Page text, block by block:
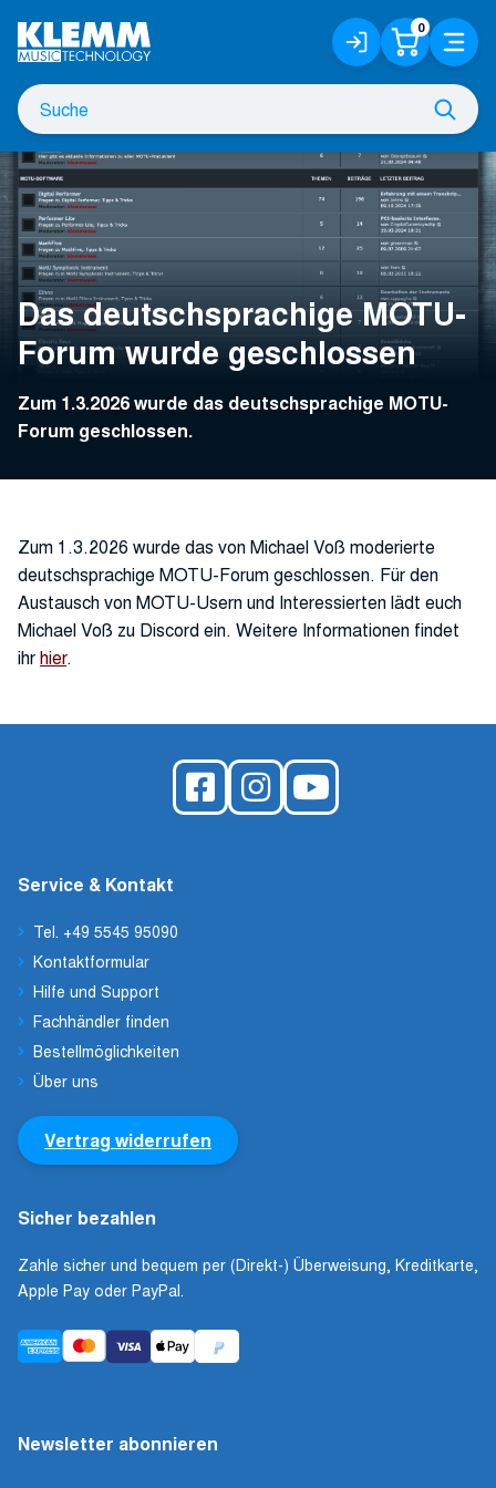
Hauptinhalt
Suche
nach
Anmelden
/
Registrieren
0 Menü
Das deutschsprachige MOTU-
Forum wurde geschlossen
Zum 1.3.2026 wurde das deutschsprachige MOTU-
Forum geschlossen.
Zum 1.3.2026 wurde das von Michael Voß moderierte
deutschsprachige MOTU-Forum geschlossen. Für den
Austausch von MOTU-Usern und Interessierten lädt euch
Michael Voß zu Discord ein. Weitere Informationen findet
ihrhier.
Service & Kontakt
Tel. +49 5545 95090
Kontaktformular
Hilfe und Support
Fachhändler finden
Bestellmöglichkeiten
Über uns
Vertrag widerrufen
Sicher bezahlen
Zahle sicher und bequem per (Direkt-) Überweisung, Kreditkarte,
Apple Pay oder PayPal.
Newsletter abonnieren